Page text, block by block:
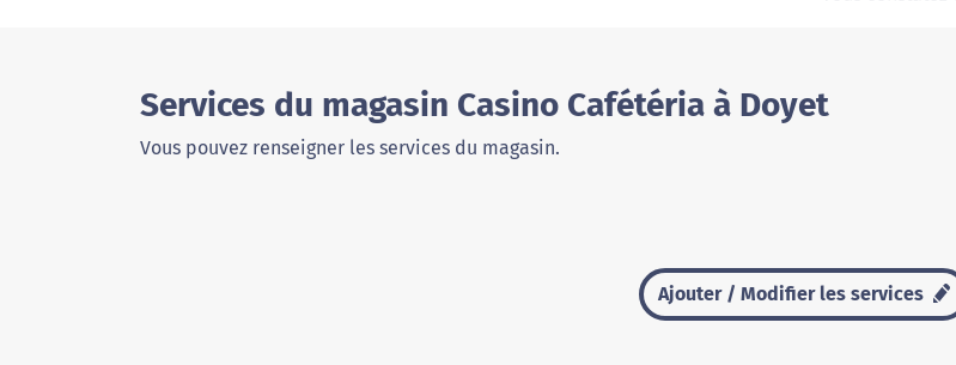
Services du magasin Casino Cafétéria à Doyet
Vous pouvez renseigner les services du magasin.
Ajouter / Modifier les services